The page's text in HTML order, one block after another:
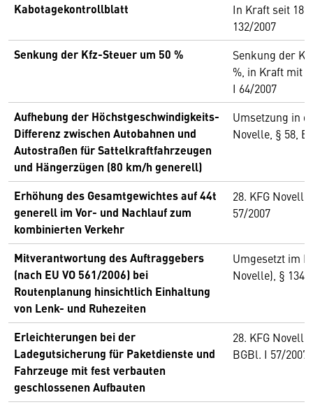
Kabotagekontrollblatt
In Kraft seit 18.
132/2007
Senkung der Kfz-Steuer um 50 %
Senkung der
%, in Kraft mit
I 64/2007
Aufhebung der Höchstgeschwindigkeits-
Differenz zwischen Autobahnen und
Autostraßen für Sattelkraftfahrzeugen
und Hängerzügen (80 km/h generell)
Umsetzung in
Novelle, § 58,
Erhöhung des Gesamtgewichtes auf 44t
generell im Vor- und Nachlauf zum
kombinierten Verkehr
28. KFG
57/2007
Mitverantwortung des Auftraggebers
(nach EU VO 561/2006) bei
Routenplanung hinsichtlich Einhaltung
von Lenk- und Ruhezeiten
Umgesetzt im
Novelle), § 134,
Erleichterungen bei der
Ladegutsicherung für Paketdienste und
Fahrzeuge mit fest verbauten
geschlossenen Aufbauten
28. KFG Novelle
BGBl. I 57/2007